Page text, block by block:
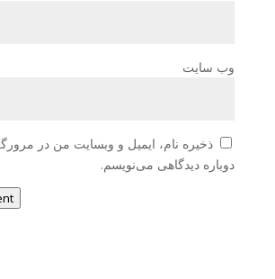
وب‌ سایت
ذخیره نام، ایمیل و وبسایت من در
دوباره دیدگاهی می‌نویسم.